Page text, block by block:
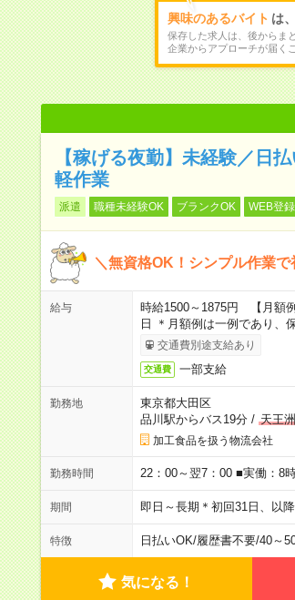
興味のあるバイト は
保存した求人は、後からま
企業からアプローチが届く
【稼げる夜勤】未経験／日
軽作業
派遣 職種未経験OK ブランクOK WEB登
＼無資格OK！シンプル作業
給与
時給1500～1875円 【月額
日 ＊月額例は一例であり、
交通費別途支給あり
交通費 一部支給
勤務地
東京都大田区
品川駅からバス19分/ 天王
加工食品を扱う物流会社
勤務時間 22：00～翌7：00 ■実働：8
期間 即日～長期＊初回31日、以
特徴 日払いOK/履歴書不要/40～
気になる！